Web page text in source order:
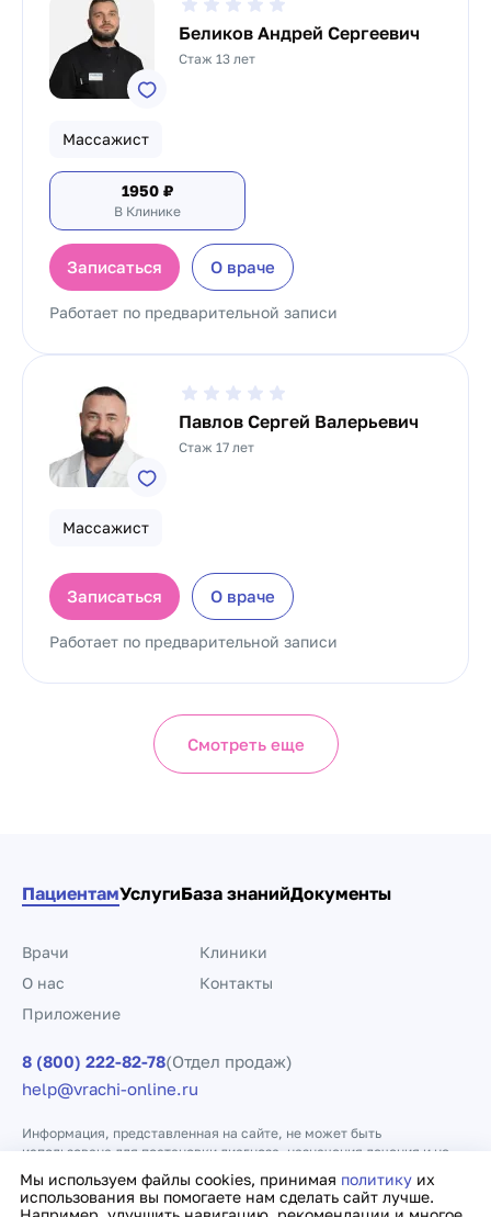
Беликов Андрей Сергеевич
Стаж 13 лет
Массажист
1950 ₽
В Клинике
Записаться О враче
Работает по предварительной записи
Павлов Сергей Валерьевич
Стаж 17 лет
Массажист
Записаться О враче
Работает по предварительной записи
Смотреть еще
Мы используем файлы cookies, принимая политику их
использования вы помогаете нам сделать сайт лучше.
ПациентамУслугиБаза знанийДокументы
Врачи
Клиники
О нас
Контакты
Приложение
8 (800) 222-82-78(Отдел продаж)
help@vrachi-online.ru
Информация, представленная на сайте, не может быть
использована для постановки диагноза, назначения лечения и не
заменяет прием врача.